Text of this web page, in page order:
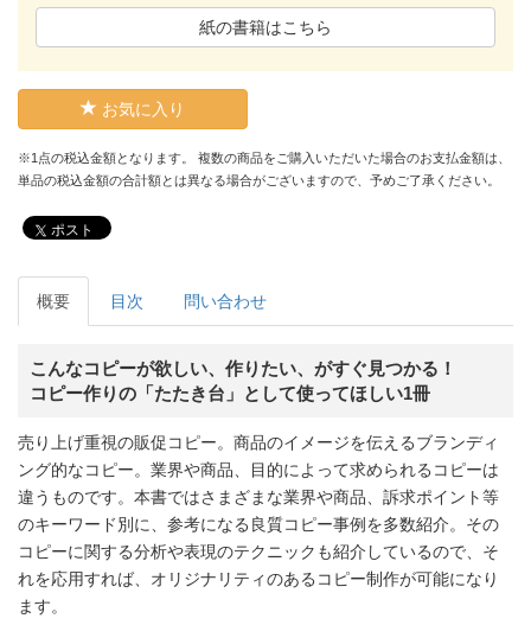
紙の書籍はこちら
お気に入り
※1点の税込金額となります。 複数の商品をご購入いただいた場合のお支払金額は、
単品の税込金額の合計額とは異なる場合がございますので、予めご了承ください。
ポスト
概要 目次 問い合わせ
こんなコピーが欲しい、作りたい、がすぐ見つかる！
コピー作りの「たたき台」として使ってほしい1冊
売り上げ重視の販促コピー。商品のイメージを伝えるブランディ
ング的なコピー。業界や商品、目的によって求められるコピーは
違うものです。本書ではさまざまな業界や商品、訴求ポイント等
のキーワード別に、参考になる良質コピー事例を多数紹介。その
コピーに関する分析や表現のテクニックも紹介しているので、そ
れを応用すれば、オリジナリティのあるコピー制作が可能になり
ます。